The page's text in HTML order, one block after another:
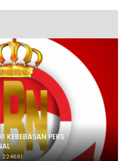
KEBEBASAN PERS
224691